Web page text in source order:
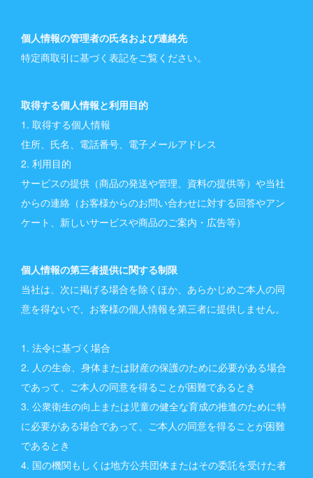
個人情報の管理者の氏名および連絡先
特定商取引に基づく表記をご覧ください。
取得する個人情報と利用目的
1. 取得する個人情報
住所、氏名、電話番号、電子メールアドレス
2. 利用目的
サービスの提供（商品の発送や管理、資料の提供等）や当社
からの連絡（お客様からのお問い合わせに対する回答やアン
ケート、新しいサービスや商品のご案内・広告等）
個人情報の第三者提供に関する制限
当社は、次に掲げる場合を除くほか、あらかじめご本人の同
意を得ないで、お客様の個人情報を第三者に提供しません。
1. 法令に基づく場合
2. 人の生命、身体または財産の保護のために必要がある場合
であって、ご本人の同意を得ることが困難であるとき
3. 公衆衛生の向上または児童の健全な育成の推進のために特
に必要がある場合であって、ご本人の同意を得ることが困難
であるとき
4. 国の機関もしくは地方公共団体またはその委託を受けた者